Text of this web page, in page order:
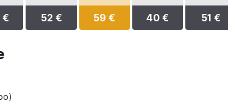
€ 52 € 59 € 40 € 51 €